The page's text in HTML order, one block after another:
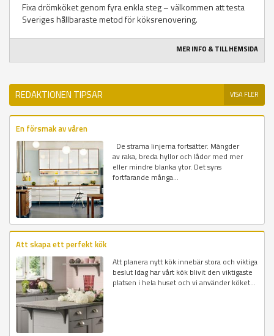
Fixa drömköket genom fyra enkla steg – välkommen att testa
Sveriges hållbaraste metod för köksrenovering.
MER INFO & TILL HEMSIDA
REDAKTIONEN TIPSAR VISA FLER
En försmak av våren
De strama linjerna fortsätter. Mängder
av raka, breda hyllor och lådor med mer
eller mindre blanka ytor. Det syns
fortfarande många...
Att skapa ett perfekt kök
Att planera nytt kök innebär stora och viktiga
beslut Idag har vårt kök blivit den viktigaste
platsen i hela huset och vi använder köket...